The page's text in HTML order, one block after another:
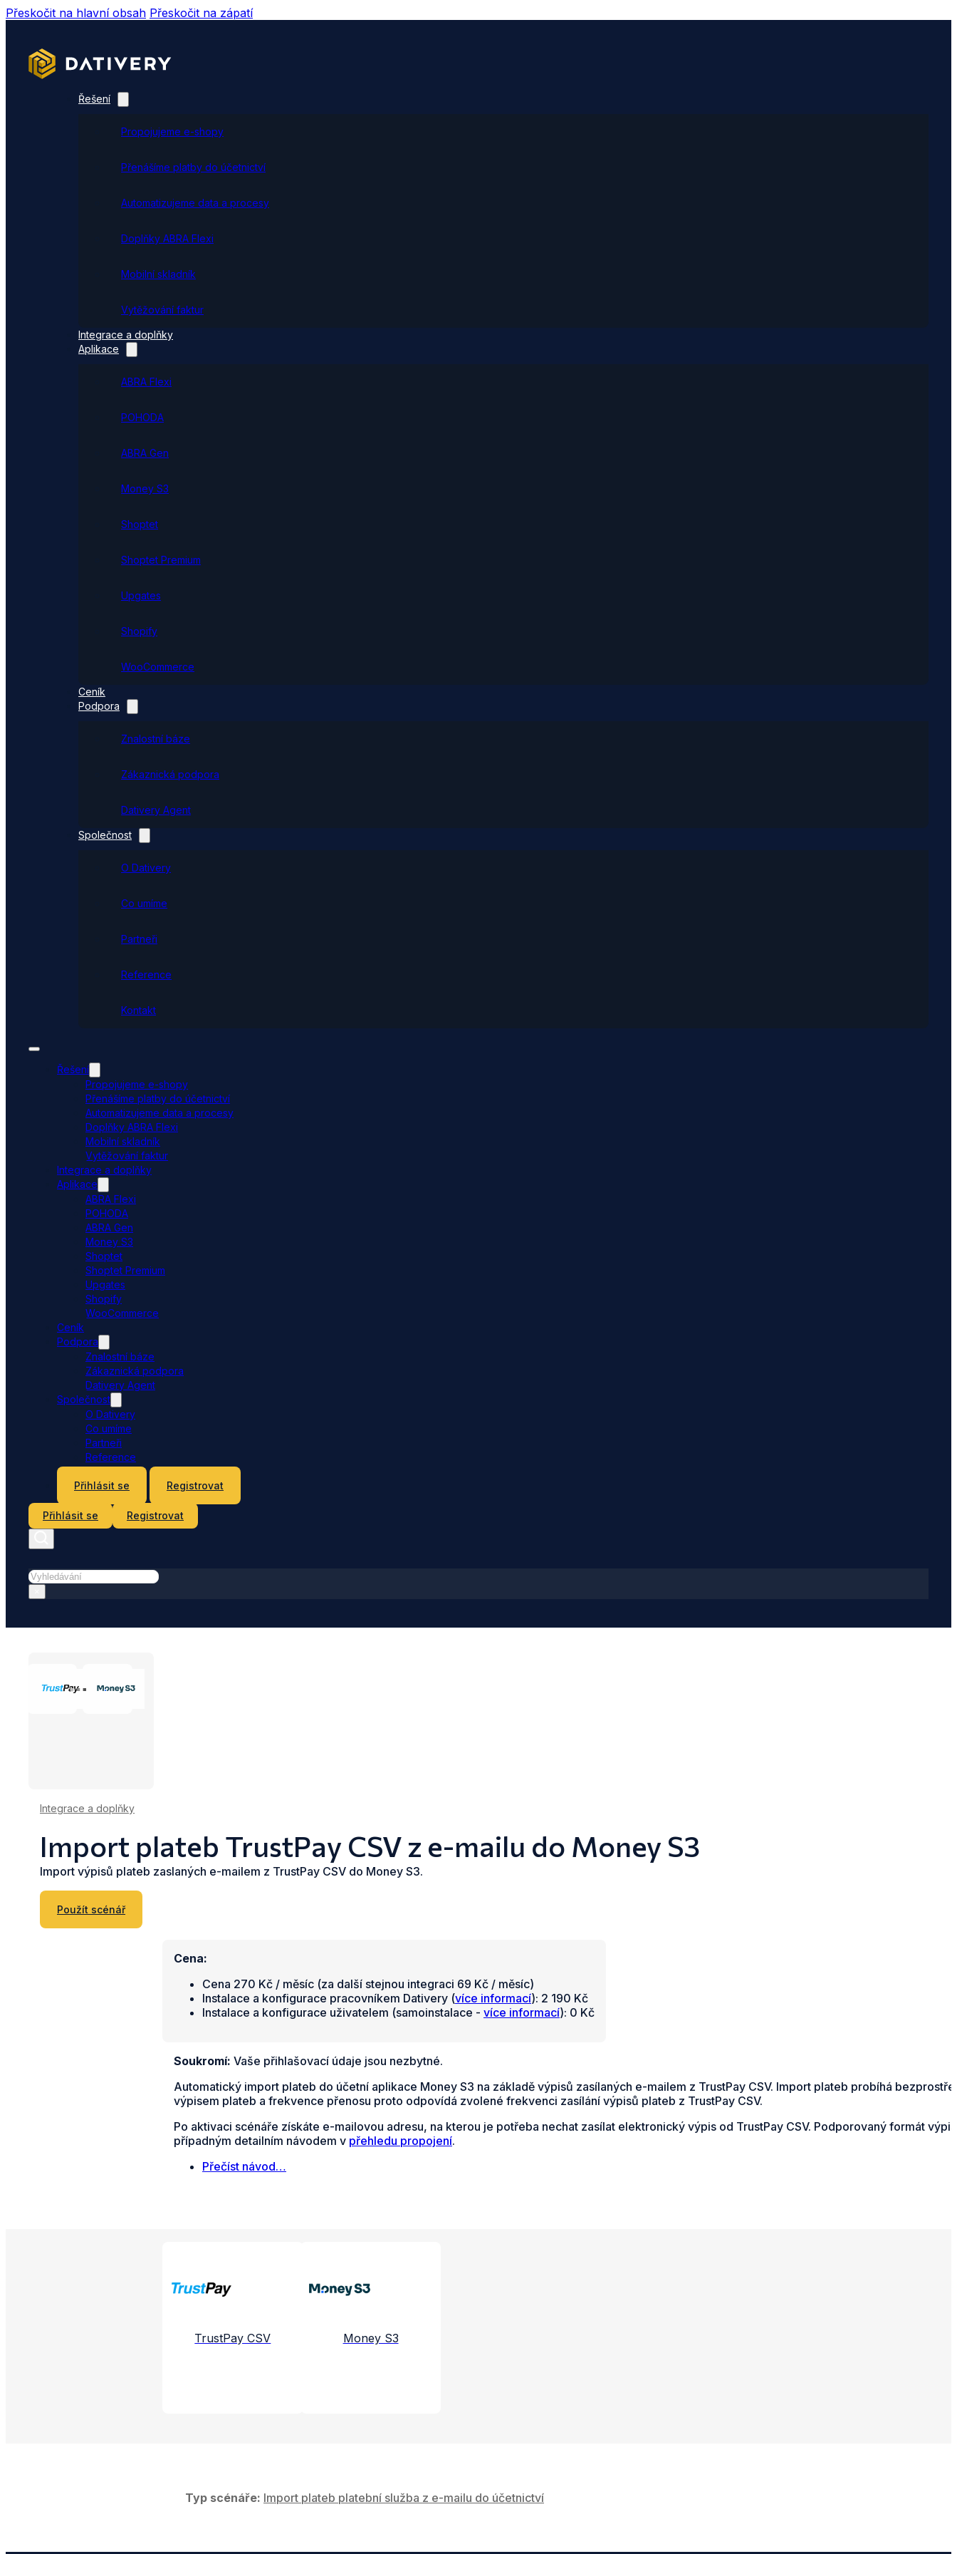
Přeskočit na hlavní obsah Přeskočit na zápatí
Řešení
Propojujeme e-shopy
Přenášíme platby do účetnictví
Automatizujeme data a procesy
Doplňky ABRA Flexi
Mobilní skladník
Vytěžování faktur
Integrace a doplňky
Aplikace
ABRA Flexi
POHODA
ABRA Gen
Money S3
Shoptet
Shoptet Premium
Upgates
Shopify
WooCommerce
Ceník
Podpora
Znalostní báze
Zákaznická podpora
Dativery Agent
Společnost
O Dativery
Co umíme
Partneři
Reference
Kontakt
Řešení
Propojujeme e-shopy
Přenášíme platby do účetnictví
Automatizujeme data a procesy
Doplňky ABRA Flexi
Mobilní skladník
Vytěžování faktur
Integrace a doplňky
Aplikace
ABRA Flexi
POHODA
ABRA Gen
Money S3
Shoptet
Shoptet Premium
Upgates
Shopify
WooCommerce
Ceník
Podpora
Znalostní báze
Zákaznická podpora
Dativery Agent
Společnost
O Dativery
Co umíme
Partneři
Reference
Přihlásit se
Registrovat
Přihlásit se Registrovat
Hledat
Integrace a doplňky
Import plateb TrustPay CSV z e-mailu do Money S3
Import výpisů plateb zaslaných e-mailem z TrustPay CSV do Money S3.
Použít scénář
Cena:
Cena 270 Kč / měsíc (za další stejnou integraci 69 Kč / měsíc)
Instalace a konfigurace pracovníkem Dativery (více informací): 2 190 Kč
Instalace a konfigurace uživatelem (samoinstalace - více informací): 0 Kč
Soukromí: Vaše přihlašovací údaje jsou nezbytné.
Automatický import plateb do účetní aplikace Money S3 na základě výpisů zasílaných e-mailem z TrustPay CSV. Import plateb probíhá
výpisem plateb a frekvence přenosu proto odpovídá zvolené frekvenci zasílání výpisů plateb z TrustPay CSV.
Po aktivaci scénáře získáte e-mailovou adresu, na kterou je potřeba nechat zasílat elektronický výpis od TrustPay CSV. Podporovaný formát
případným detailním návodem v přehledu propojení.
Přečíst návod…
TrustPay CSV Money S3
Typ scénáře: Import plateb platební služba z e-mailu do účetnictví